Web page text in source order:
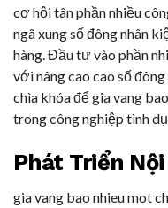
cơ hội tân phần nhiều
ngã xung số đông nhân
hàng. Đầu tư vào phần
với nâng cao cao số
chìa khóa để gia vang
trong công nghiệp tình
Phát Triển
gia vang bao nhieu mot